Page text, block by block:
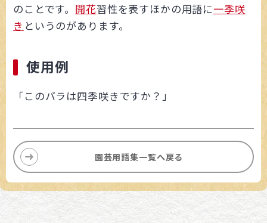
のことです。 開花習性を表すほかの用語に一季咲
き というのがあります。
使用例
「このバラは四季咲きですか？」
園芸用語集一覧へ戻る